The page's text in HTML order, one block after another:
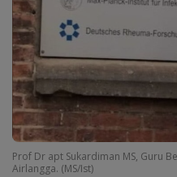
Prof Dr apt Sukardiman MS, Guru
Airlangga. (MS/Ist)